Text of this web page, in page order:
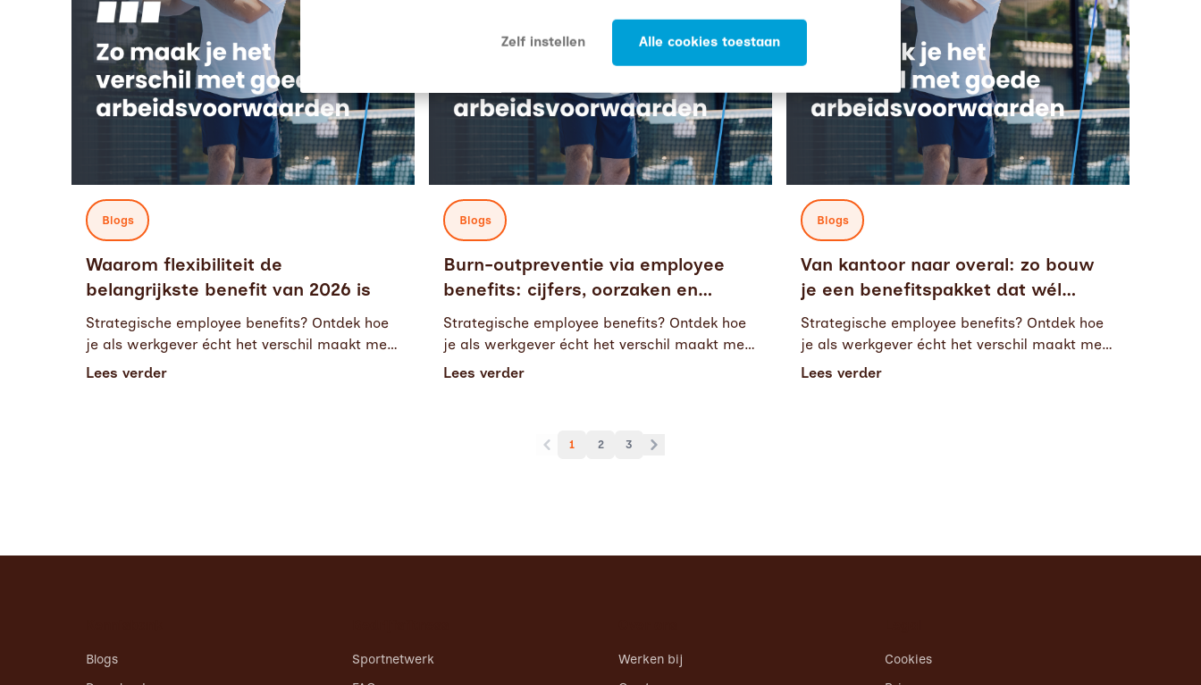
Zelf instellen Alle cookies toestaan
Blogs
Waarom flexibiliteit de
belangrijkste benefit van 2026 is
Strategische employee benefits? Ontdek hoe
je als werkgever écht het verschil maakt met
maatwerk, activatie en heldere
Lees verder
Blogs
Burn-outpreventie via employee
benefits: cijfers, oorzaken en
oplossingen
Strategische employee benefits? Ontdek hoe
je als werkgever écht het verschil maakt met
maatwerk, activatie en heldere
Lees verder
Blogs
Van kantoor naar overal: zo bouw
je een benefitspakket dat wél
werkt voor hybride teams
Strategische employee benefits? Ontdek hoe
je als werkgever écht het verschil maakt met
maatwerk, activatie en heldere
Lees verder
1 2 3
Blogs
Sportnetwerk
Werken bij
Cookies